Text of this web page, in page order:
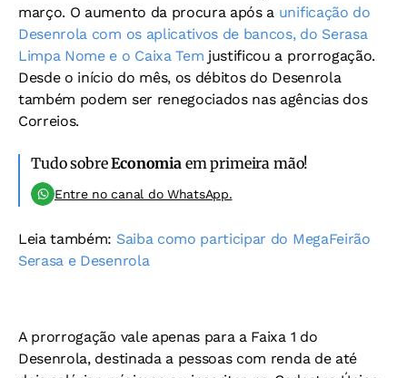
março. O aumento da procura após a unificação do
Desenrola com os aplicativos de bancos, do Serasa
Limpa Nome e o Caixa Tem justificou a prorrogação.
Desde o início do mês, os débitos do Desenrola
também podem ser renegociados nas agências dos
Correios.
Tudo sobreEconomia em primeira mão!
Entre no canal do WhatsApp.
Leia também: Saiba como participar do MegaFeirão
Serasa e Desenrola
A prorrogação vale apenas para a Faixa 1 do
Desenrola, destinada a pessoas com renda de até